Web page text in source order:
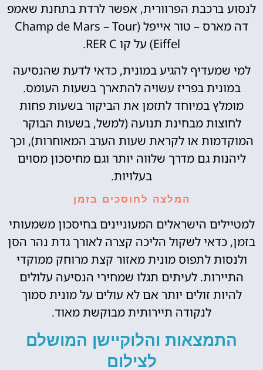
לנסוע ברכבת הפרוורית, אפשר לרדת בתחנת שאמפ
דה מארס – טור אייפל (Champ de Mars – Tour
Eiffel) על קו RER C.
למי שמעדיף להגיע במונית, כדאי לדעת שהנסיעה
במונית בפריז עשויה להתארך בשעות העומס.
מומלץ במיוחד לתזמן את הביקור בשעות פחות
לחוצות מבחינת תנועה (למשל, בשעות הבוקר
המוקדמות או לקראת שעות הערב המאוחרות), וכך
ליהנות גם מדרך שלווה יותר וגם מחיסכון מסוים
בעלויות.
המלצה לחוסכים בזמן
למטיילים הישראלים המעוניינים בחיסכון משמעותי
בזמן, כדאי לשקול הליכה קצרה לאורך גדת נהר הסן
ולנסות לתפוס מונית מאזור קצת מרוחק ממוקדי
התיירות. לעיתים תגלו שמחירי הנסיעה עלולים
להיות זולים יותר אם לא עולים על מונית סמוך
לנקודה תיירותית מבוקשת מאוד.
התמצאות והלוקיישן המושלם
לצילום